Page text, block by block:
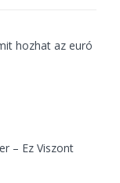
hozhat az euró
– Ez Viszont